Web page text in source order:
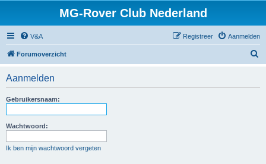
MG-Rover Club Nederland
V&A Aanmelden
Registreer
Forumoverzicht
Aanmelden
Gebruikersnaam:
Wachtwoord:
Ik ben mijn wachtwoord vergeten